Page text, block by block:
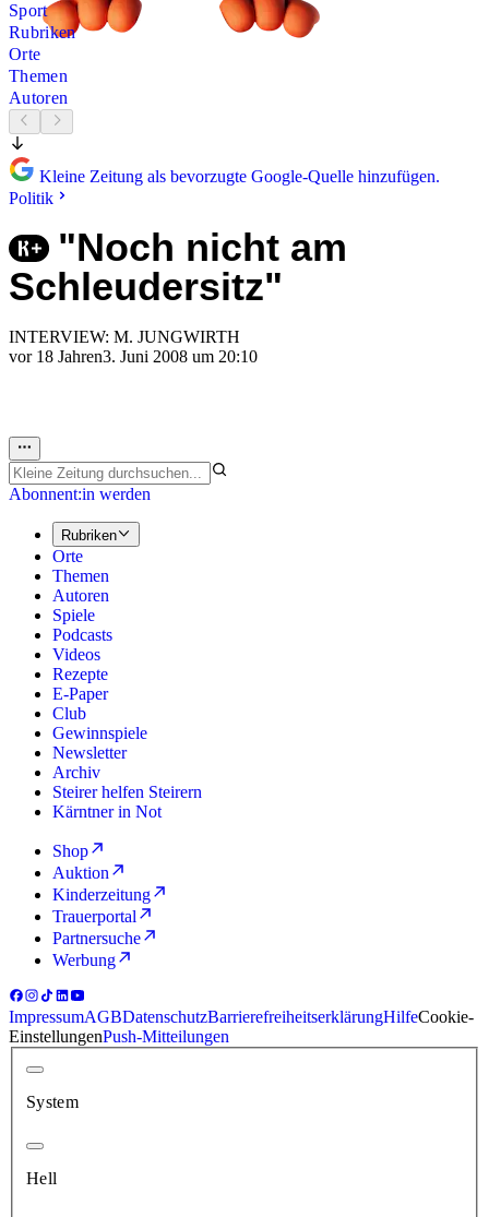
Sport
Rubriken
Orte
Themen
Autoren
Kleine Zeitung als bevorzugte Google-Quelle hinzufügen.
Politik
"Noch nicht am
Schleudersitz"
INTERVIEW: M. JUNGWIRTH
vor 18 Jahren3. Juni 2008 um 20:10
Abonnent:in werden
Rubriken
Orte
Themen
Autoren
Spiele
Podcasts
Videos
Rezepte
E-Paper
Club
Gewinnspiele
Newsletter
Archiv
Steirer helfen Steirern
Kärntner in Not
Shop
Auktion
Kinderzeitung
Trauerportal
Partnersuche
Werbung
ImpressumAGBDatenschutzBarrierefreiheitserklärungHilfeCookie-
EinstellungenPush-Mitteilungen
System
Hell